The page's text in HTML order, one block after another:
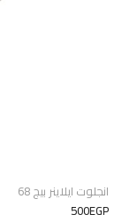
انجلوت ايلاينر بيج 68
500EGP